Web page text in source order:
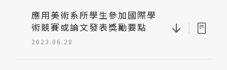
應用美術系所學生參加國際學
術競賽或論文發表獎勵要點
2023.06.28